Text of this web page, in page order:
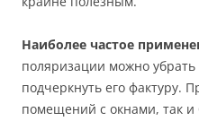
Наиболее частое
поляризации можно
подчеркнуть его фактуру.
помещений с окнами, так и